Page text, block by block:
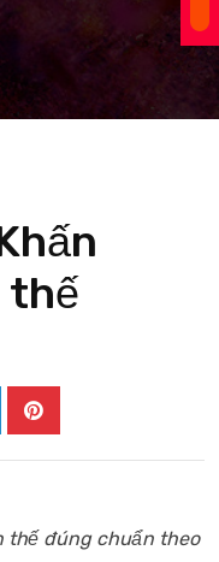
thế
Pinterest
thế đúng chuẩn theo